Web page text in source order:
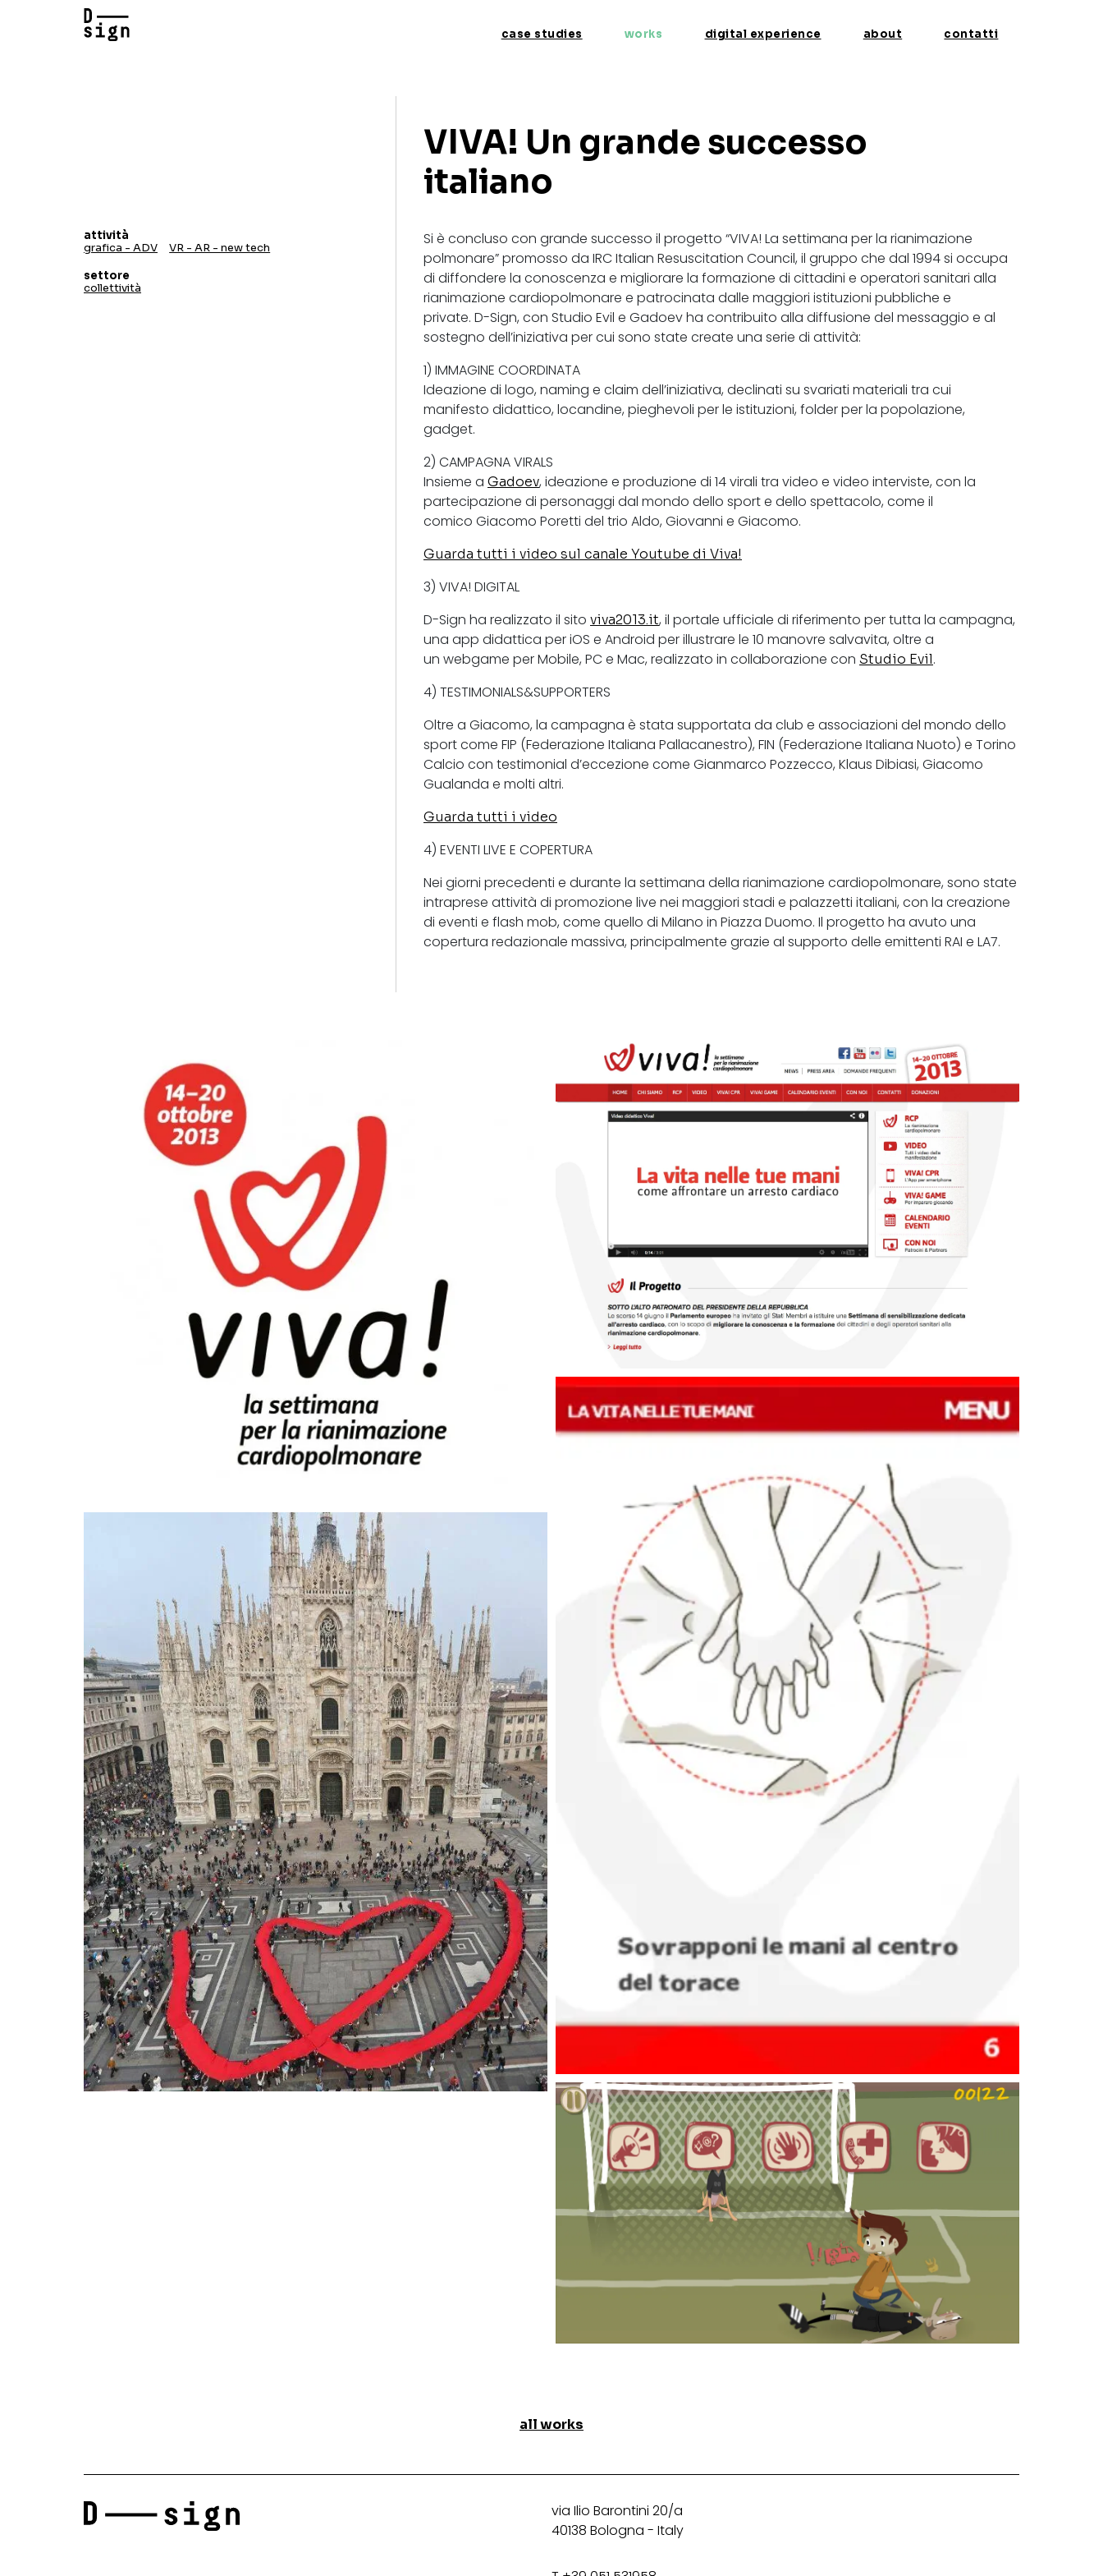
al
Main
case studies works digital experience about contatti
VIVA! Un grande successo
italiano
attività
grafica - ADV
VR - AR - new tech
settore
collettività
Si è concluso con grande successo il progetto “VIVA! La settimana per la rianimazione
polmonare” promosso da IRC Italian Resuscitation Council, il gruppo che dal 1994 si occupa
di diffondere la conoscenza e migliorare la formazione di cittadini e operatori sanitari alla
rianimazione cardiopolmonare e patrocinata dalle maggiori istituzioni pubbliche e
private. D-Sign, con Studio Evil e Gadoev ha contribuito alla diffusione del messaggio e al
sostegno dell’iniziativa per cui sono state create una serie di attività:
1) IMMAGINE COORDINATA
Ideazione di logo, naming e claim dell’iniziativa, declinati su svariati materiali tra cui
manifesto didattico, locandine, pieghevoli per le istituzioni, folder per la popolazione,
gadget.
2) CAMPAGNA VIRALS
Insieme a Gadoev, ideazione e produzione di 14 virali tra video e video interviste, con la
partecipazione di personaggi dal mondo dello sport e dello spettacolo, come il
comico Giacomo Poretti del trio Aldo, Giovanni e Giacomo.
Guarda tutti i video sul canale Youtube di Viva!
3) VIVA! DIGITAL
D-Sign ha realizzato il sito viva2013.it, il portale ufficiale di riferimento per tutta la campagna,
una app didattica per iOS e Android per illustrare le 10 manovre salvavita, oltre a
un webgame per Mobile, PC e Mac, realizzato in collaborazione con Studio Evil.
4) TESTIMONIALS&SUPPORTERS
Oltre a Giacomo, la campagna è stata supportata da club e associazioni del mondo dello
sport come FIP (Federazione Italiana Pallacanestro), FIN (Federazione Italiana Nuoto) e Torino
Calcio con testimonial d’eccezione come Gianmarco Pozzecco, Klaus Dibiasi, Giacomo
Gualanda e molti altri.
Guarda tutti i video
4) EVENTI LIVE E COPERTURA
Nei giorni precedenti e durante la settimana della rianimazione cardiopolmonare, sono state
intraprese attività di promozione live nei maggiori stadi e palazzetti italiani, con la creazione
di eventi e flash mob, come quello di Milano in Piazza Duomo. Il progetto ha avuto una
copertura redazionale massiva, principalmente grazie al supporto delle emittenti RAI e LA7.
all works
via Ilio Barontini 20/a
40138 Bologna - Italy